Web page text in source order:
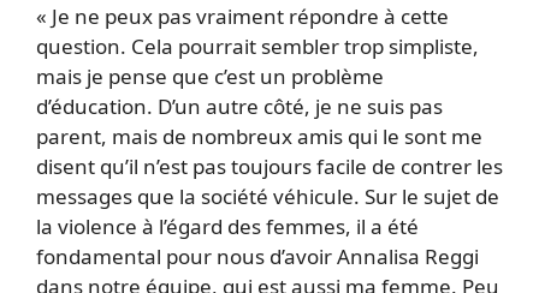
« Je ne peux pas vraiment répondre à cette
question. Cela pourrait sembler trop simpliste,
mais je pense que c’est un problème
d’éducation. D’un autre côté, je ne suis pas
parent, mais de nombreux amis qui le sont me
disent qu’il n’est pas toujours facile de contrer les
messages que la société véhicule. Sur le sujet de
la violence à l’égard des femmes, il a été
fondamental pour nous d’avoir Annalisa Reggi
dans notre équipe, qui est aussi ma femme. Peu